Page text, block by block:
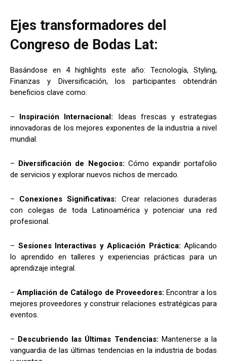
Ejes transformadores del
Congreso de Bodas Lat:
Basándose en 4 highlights este año: Tecnología, Styling,
Finanzas y Diversificación, los participantes obtendrán
beneficios clave como:
– Inspiración Internacional: Ideas frescas y estrategias
innovadoras de los mejores exponentes de la industria a nivel
mundial.
– Diversificación de Negocios: Cómo expandir portafolio
de servicios y explorar nuevos nichos de mercado.
– Conexiones Significativas: Crear relaciones duraderas
con colegas de toda Latinoamérica y potenciar una red
profesional.
– Sesiones Interactivas y Aplicación Práctica: Aplicando
lo aprendido en talleres y experiencias prácticas para un
aprendizaje integral.
–Ampliación de Catálogo de Proveedores: Encontrar a los
mejores proveedores y construir relaciones estratégicas para
eventos.
– Descubriendo las Últimas Tendencias: Mantenerse a la
vanguardia de las últimas tendencias en la industria de bodas